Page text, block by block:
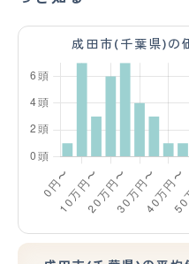
成田市(千葉県)の